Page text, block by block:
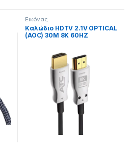
Εικόνας
Καλώδιο HDTV 2.1V OPTICAL
(AOC) 30M 8K 60HZ